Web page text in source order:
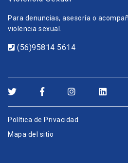
Para denuncias, asesoría o
violencia sexual.
(56)95814 5614
Política de Privacidad
Mapa del sitio